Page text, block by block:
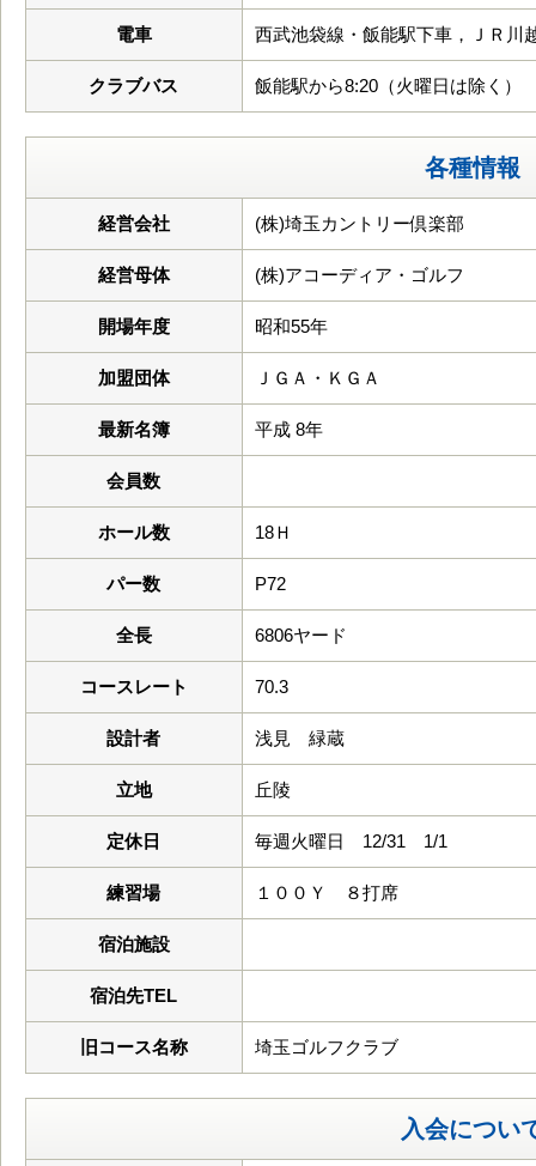
電車 西武池袋線・飯能駅下車，ＪＲ川
クラブバス 飯能駅から8:20（火曜日は除く）
各種情報
経営会社 (株)埼玉カントリー倶楽部
経営母体 (株)アコーディア・ゴルフ
開場年度 昭和55年
加盟団体 ＪＧＡ・ＫＧＡ
最新名簿 平成 8年
会員数
ホール数 18Ｈ
パー数 P72
全長 6806ヤード
コースレート 70.3
設計者 浅見 緑蔵
立地 丘陵
定休日 毎週火曜日 12/31 1/1
練習場 １００Ｙ ８打席
宿泊施設
宿泊先TEL
旧コース名称 埼玉ゴルフクラブ
入会につい